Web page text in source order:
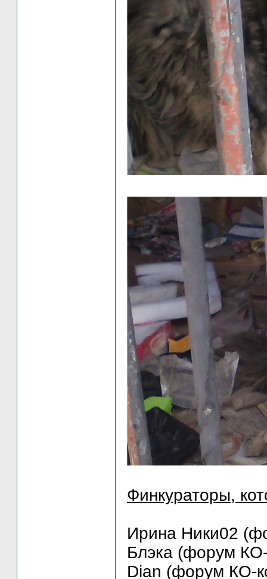
Финкураторы,
Ирина Ники02
Блэка (форум
Dian (форум КО-